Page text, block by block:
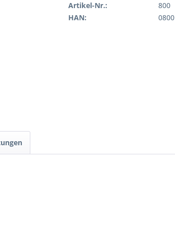
Artikel-Nr.:
800
HAN:
0800